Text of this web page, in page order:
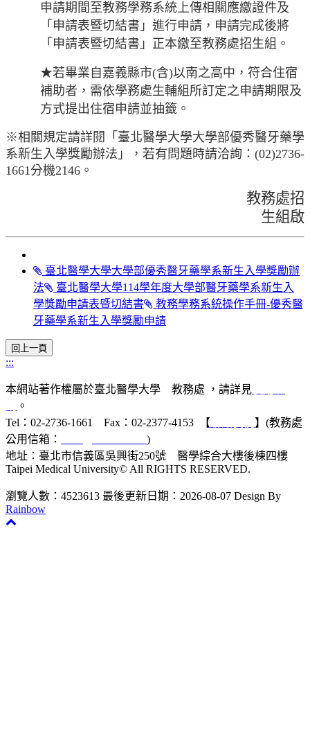
申請期間至教務學務系統上傳相關應繳證件及
「申請表暨切結書」進行申請，申請完成後將
「申請表暨切結書」正本繳至教務處招生組。
★若畢業自嘉義縣市(含)以南之高中，符合住宿
補助者，需依學務處生輔組所訂定之申請期限及
方式提出住宿申請並抽籤。
※相關規定請詳閱「臺北醫學大學大學部優秀醫牙藥學
系新生入學獎勵辦法」，若有問題時請洽詢： (02)2736-
1661分機2146 。
教務處招
生組啟
臺北醫學大學大學部優秀醫牙藥學系新生入學獎勵辦
法
臺北醫學大學114學年度大學部醫牙藥學系新生入
學獎勵申請表暨切結書
教務學務系統操作手冊-優秀醫
牙藥學系新生入學獎勵申請
:::
本網站著作權屬於臺北醫學大學 教務處 ，請詳見
。
Tel：02-2736-1661 Fax：02-2377-4153 【
】(教務處
公用信箱：
)
地址：臺北市信義區吳興街250號 醫學綜合大樓後棟四樓
Taipei Medical University© All RIGHTS RESERVED.
瀏覽人數：4523613 最後更新日期：2026-08-07 Design By
Rainbow